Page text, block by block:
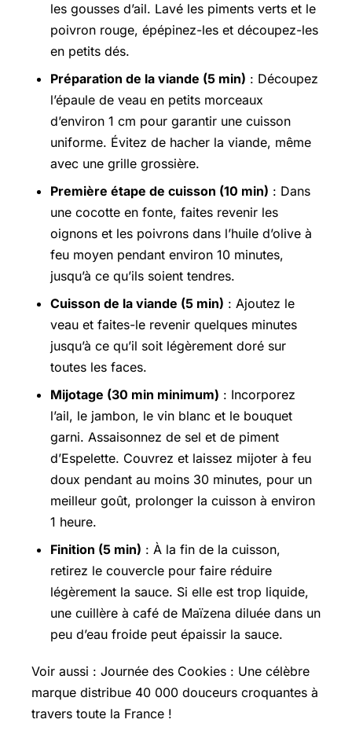
les gousses d’ail. Lavé les piments verts et le
poivron rouge, épépinez-les et découpez-les
en petits dés.
Préparation de la viande (5 min) : Découpez
l’épaule de veau en petits morceaux
d’environ 1 cm pour garantir une cuisson
uniforme. Évitez de hacher la viande, même
avec une grille grossière.
Première étape de cuisson (10 min) : Dans
une cocotte en fonte, faites revenir les
oignons et les poivrons dans l’huile d’olive à
feu moyen pendant environ 10 minutes,
jusqu’à ce qu’ils soient tendres.
Cuisson de la viande (5 min) : Ajoutez le
veau et faites-le revenir quelques minutes
jusqu’à ce qu’il soit légèrement doré sur
toutes les faces.
Mijotage (30 min minimum) : Incorporez
l’ail, le jambon, le vin blanc et le bouquet
garni. Assaisonnez de sel et de piment
d’Espelette. Couvrez et laissez mijoter à feu
doux pendant au moins 30 minutes, pour un
meilleur goût, prolonger la cuisson à environ
1 heure.
Finition (5 min) : À la fin de la cuisson,
retirez le couvercle pour faire réduire
légèrement la sauce. Si elle est trop liquide,
une cuillère à café de Maïzena diluée dans un
peu d’eau froide peut épaissir la sauce.
Voir aussi : Journée des Cookies : Une célèbre
marque distribue 40 000 douceurs croquantes à
travers toute la France !